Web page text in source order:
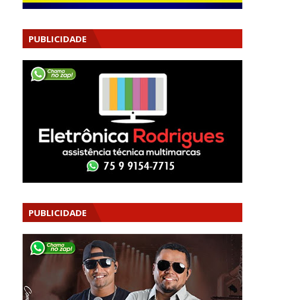
PUBLICIDADE
PUBLICIDADE